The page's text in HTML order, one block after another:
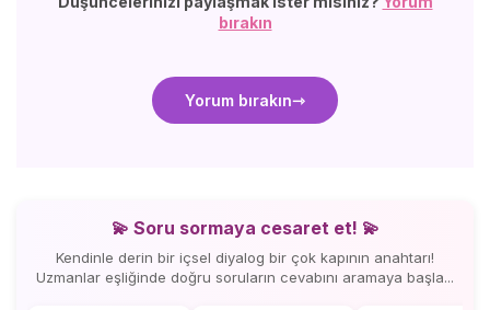
bırakın
Yorum bırakın
💫 Soru sormaya cesaret et! 💫
Kendinle derin bir içsel diyalog bir çok kapının anahtarı!
Uzmanlar eşliğinde doğru soruların cevabını aramaya başla...